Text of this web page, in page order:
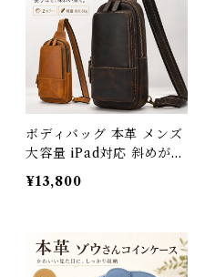
3Qee 266705_ee
ボディバッグ 本革 メンズ
大容量 iPad対応 斜めがけ
ワンショルダーバッグ 厚
手牛革 オイルレザー 3Qe
レジャー 大きめ 通学 通勤
クリスマス ギフト プレゼ
ント 父の日 送料無料 3Qe
¥13,800